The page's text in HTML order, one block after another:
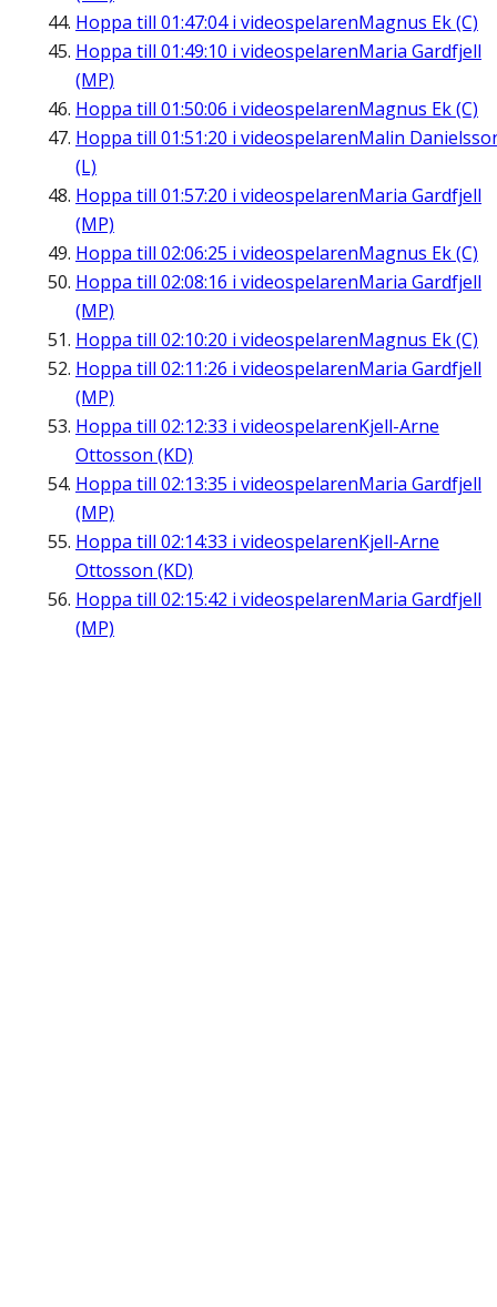
Hoppa till 01:47:04i videospelarenMagnus Ek (C)
Hoppa till 01:49:10 i videospelarenMaria Gardfjell
(MP)
Hoppa till 01:50:06 i videospelarenMagnus Ek (C)
Hoppa till 01:51:20 i videospelarenMalin
(L)
Hoppa till 01:57:20 i videospelarenMaria Gardfjell
(MP)
Hoppa till 02:06:25 i videospelarenMagnus Ek (C)
Hoppa till 02:08:16 i videospelarenMaria Gardfjell
(MP)
Hoppa till 02:10:20 i videospelarenMagnus Ek (C)
Hoppa till 02:11:26 i videospelarenMaria Gardfjell
(MP)
Hoppa till 02:12:33 i videospelarenKjell-Arne
Ottosson (KD)
Hoppa till 02:13:35 i videospelarenMaria Gardfjell
(MP)
Hoppa till 02:14:33 i videospelarenKjell-Arne
Ottosson (KD)
Hoppa till 02:15:42 i videospelarenMaria Gardfjell
(MP)